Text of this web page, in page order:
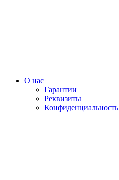
О нас
Гарантии
Реквизиты
Конфиденциальность